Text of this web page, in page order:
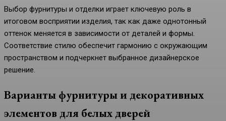
Выбор фурнитуры и отделки играет ключевую роль в
итоговом восприятии изделия, так как даже однотонный
оттенок меняется в зависимости от деталей и формы.
Соответствие стилю обеспечит гармонию с окружающим
пространством и подчеркнет выбранное дизайнерское
решение.
Варианты фурнитуры и декоративных
элементов для белых дверей